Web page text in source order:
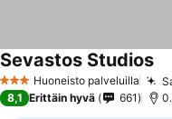
3 Tähtiluokitus
Huoneisto palveluilla
Sevastos Studios
8,1 Erittäin hyvä 661